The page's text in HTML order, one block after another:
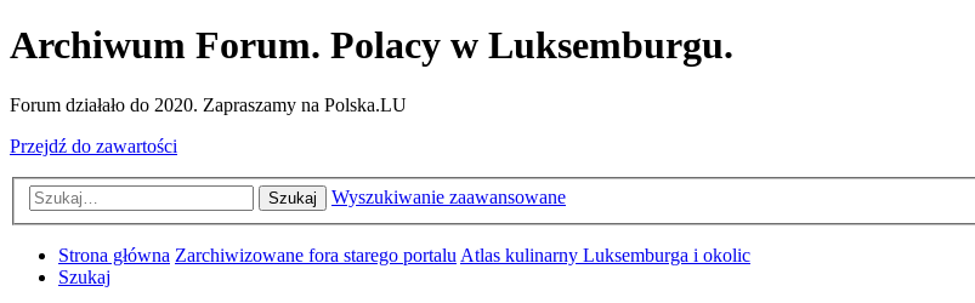
Archiwum Forum. Polacy w Luksemburgu.
Forum działało do 2020. Zapraszamy na Polska.LU
Przejdź do zawartości
Szukaj Wyszukiwanie zaawansowane
Strona główna Zarchiwizowane fora starego portaluAtlas kulinarny Luksemburga i okolic
Szukaj